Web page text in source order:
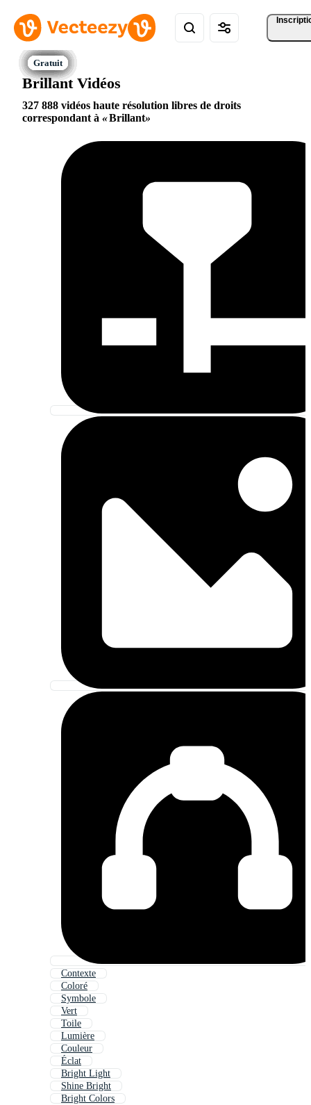
Brillant Vidéos
327 888 vidéos haute résolution libres de droits
correspondant à
Brillant
Contexte
Coloré
Symbole
Vert
Toile
Lumière
Couleur
Éclat
Bright Light
Shine Bright
Bright Colors